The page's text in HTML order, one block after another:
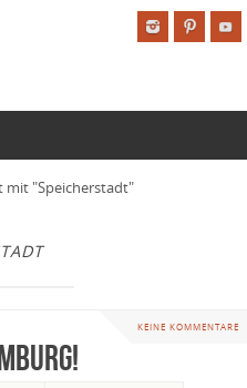
mit "Speicherstadt"
KEINE KOMMENTARE